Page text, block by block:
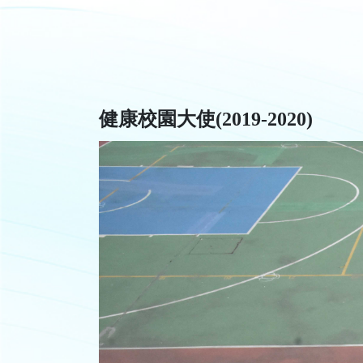
健康校園大使(2019-2020)